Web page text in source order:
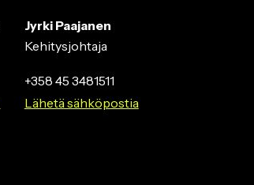
Jyrki Paajanen
Kehitysjohtaja
+358 45 3481511
Lähetä sähköpostia